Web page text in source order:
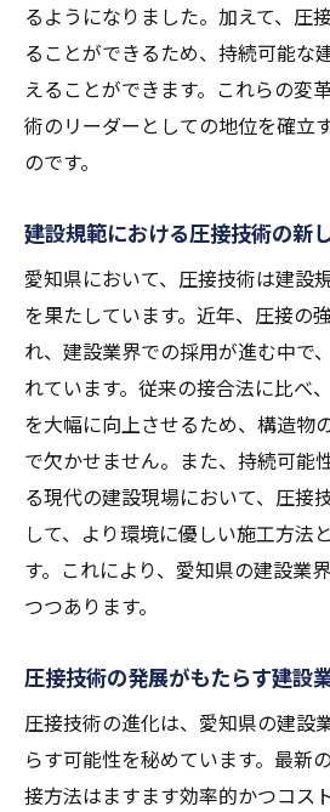
るようになりました。加えて、圧
ることができるため、持続可能な
えることができます。これらの変
術のリーダーとしての地位を確立
のです。
建設規範における圧接技術の新
愛知県において、圧接技術は建設
を果たしています。近年、圧接の
れ、建設業界での採用が進む中で
れています。従来の接合法に比べ
を大幅に向上させるため、構造物
で欠かせません。また、持続可能
る現代の建設現場において、圧接
して、より環境に優しい施工方法
す。これにより、愛知県の建設業
つつあります。
圧接技術の発展がもたらす建設
圧接技術の進化は、愛知県の建設
らす可能性を秘めています。最新
接方法はますます効率的かつコス